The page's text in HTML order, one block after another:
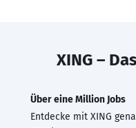
XING –
Über eine Million Jobs
Entdecke mit XING